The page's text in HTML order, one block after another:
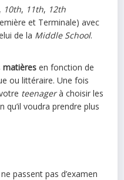
, 10th, 11th, 12th
et Terminale) avec
de la Middle School.
matières en fonction de
ou littéraire. Une fois
teenagerà choisir les
qu’il voudra prendre plus
passent pas d’examen